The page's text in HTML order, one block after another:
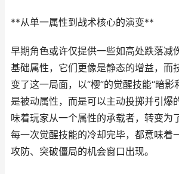
**从单一属性到战术核心的演变**
早期角色或许仅提供一些如高处跌落减
基础属性，它们更像是静态的增益，而
变了这一局面，以“樱”的觉醒技能“暗影
是被动属性，而是可以主动投掷并引爆
味着玩家从一个属性的承载者，转变为
每一次觉醒技能的冷却完毕，都意味着
攻防、突破僵局的机会窗口出现。